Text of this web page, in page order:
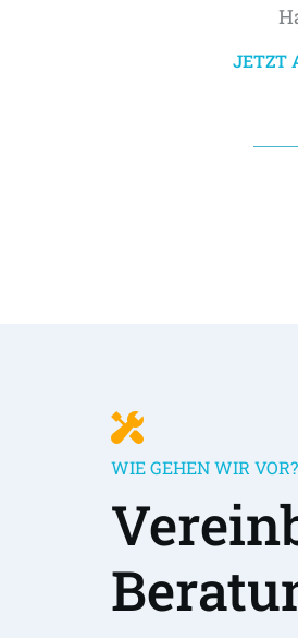
JETZT
WIE GEHEN WIR VOR?